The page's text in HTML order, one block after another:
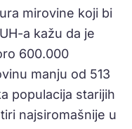
mirovine koji bi
a kažu da je
600.000
manju od 513
populacija starijih
najsiromašnije u